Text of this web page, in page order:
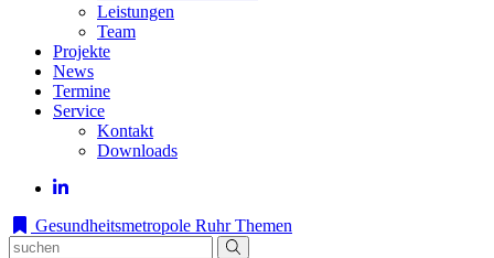
Leistungen
Team
Projekte
News
Termine
Service
Kontakt
Downloads
Gesundheitsmetropole Ruhr Themen